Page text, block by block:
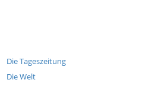
Die Tageszeitung
Die Welt